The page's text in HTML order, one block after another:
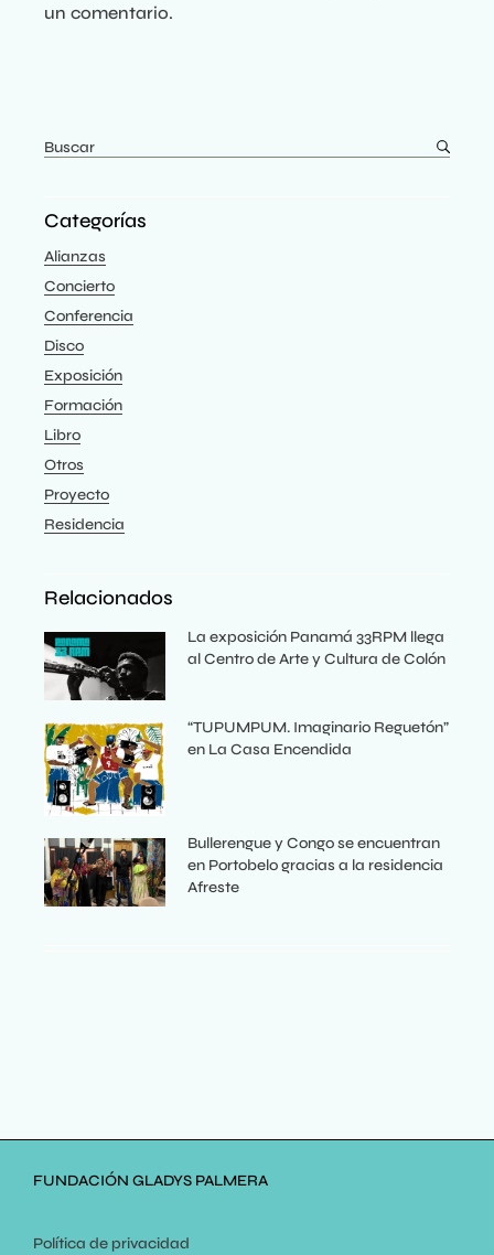
un comentario.
Categorías
Alianzas
Concierto
Conferencia
Disco
Exposición
Formación
Libro
Otros
Proyecto
Residencia
Relacionados
La exposición Panamá 33RPM llega
al Centro de Arte y Cultura de Colón
“TUPUMPUM. Imaginario Reguetón”
en La Casa Encendida
Bullerengue y Congo se encuentran
en Portobelo gracias a la residencia
Afreste
FUNDACIÓN GLADYS PALMERA
Política de privacidad